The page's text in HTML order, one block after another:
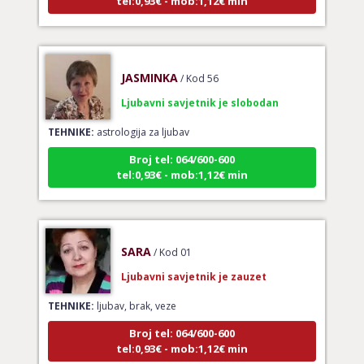
TEHNIKE:astrologija za ljubav
Broj tel: 064/600-600
tel:0,93€ - mob:1,12€ min
TEHNIKE:ljubav, brak, veze
Broj tel: 064/600-600
tel:0,93€ - mob:1,12€ min